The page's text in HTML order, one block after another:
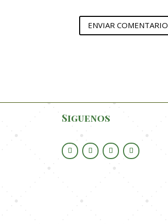
ENVIAR COMENTARIO
Siguenos